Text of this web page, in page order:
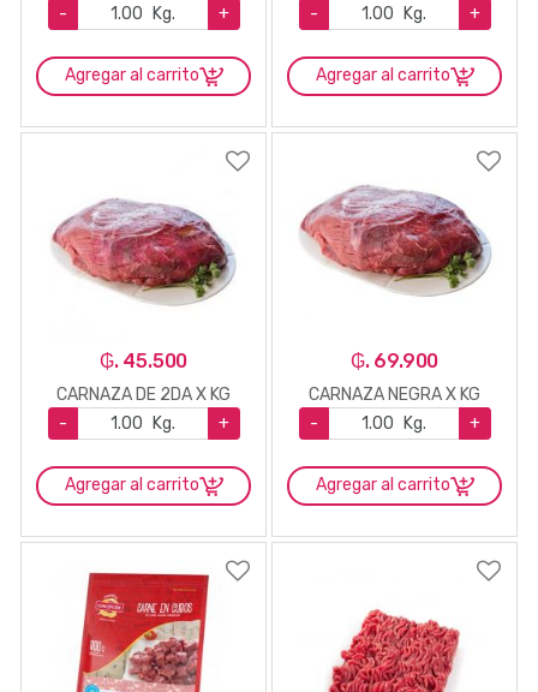
-
Kg. +
Agregar al carrito
-
Kg. +
Agregar al carrito
₲. 45.500
CARNAZA DE 2DA X KG
-
Kg. +
Agregar al carrito
₲. 69.900
CARNAZA NEGRA X KG
-
Kg. +
Agregar al carrito